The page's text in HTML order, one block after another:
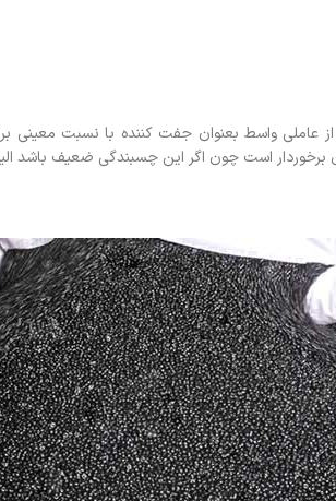
از عاملی واسط بعنوان جفت کننده با نسبت
برخوردار است چون اگر این چسبندگی ضعیف باشد